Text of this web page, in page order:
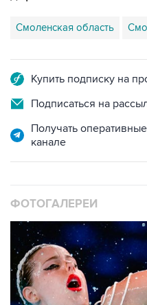
Смоленская область
Купить подписку на
Подписаться на
Получать
канале
ФОТОГАЛЕРЕИ